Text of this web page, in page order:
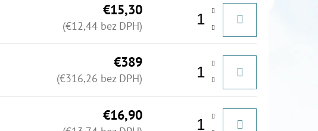
€15,30
(€12,44 bez DPH)
€389
(€316,26 bez DPH)
€16,90